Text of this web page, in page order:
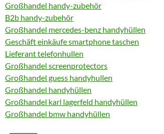
Großhandel handy-zubehör
B2b handy-zubehör
Großhandel mercedes-benz handyhüllen
Geschäft einkäufe smartphone taschen
Lieferant telefonhullen
Großhandel screenprotectors
Großhandel guess handyhullen
Großhandel handyhüllen
Großhandel karl lagerfeld handyhüllen
Großhandel bmw handyhüllen